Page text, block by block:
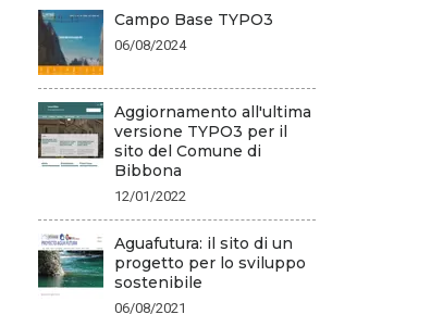
Campo Base TYPO3
06/08/2024
Aggiornamento all'ultima
versione TYPO3 per il
sito del Comune di
Bibbona
12/01/2022
Aguafutura: il sito di un
progetto per lo sviluppo
sostenibile
06/08/2021